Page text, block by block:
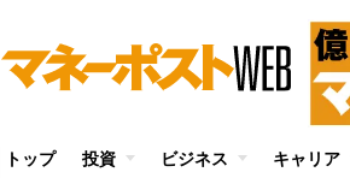
トップ 投資 ビジネス キャリア